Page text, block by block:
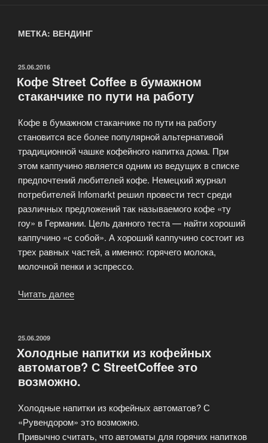
МЕТКА: ВЕНДИНГ
ОПУБЛИКОВАНО
25.06.2016
Кофе Street Coffee в бумажном
стаканчике по пути на работу
Кофе в бумажном стаканчике по пути на работу
становится все более популярной альтернативой
традиционной чашке кофейного напитка дома. При
этом каппучино является одним из ведущих в списке
предпочтений любителей кофе. Немецкий журнал
потребителей Infomarkt решил провести тест среди
различных предложений так называемого кофе «ту
гоу» в Германии. Цель данного теста — найти хороший
каппучино «с собой». А хороший каппучино состоит из
трех равных частей, а именно: горячего молока,
молочной пенки и эспрессо.
Читать далее
бумажном
стаканчике
по
на
работу»
ОПУБЛИКОВАНО
25.06.2009
Холодные напитки из кофейных
автоматов? С StreetCoffee это
возможно.
Холодные напитки из кофейных автоматов? С
«Рувендором» это возможно.
Привычно считать, что автоматы для горячих напитков